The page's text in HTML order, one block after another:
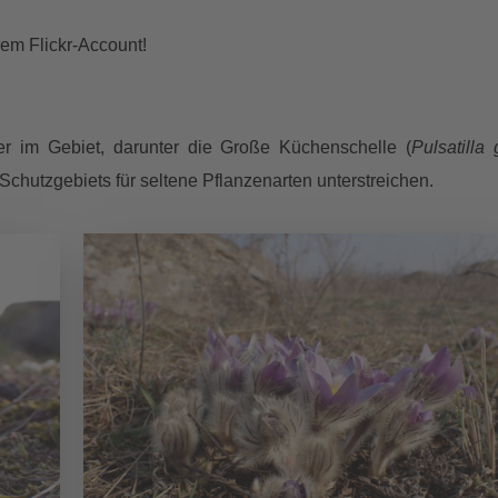
Flickr-Account!
im Gebiet, darunter die Große Küchenschelle (Pulsatilla
für seltene Pflanzenarten unterstreichen.